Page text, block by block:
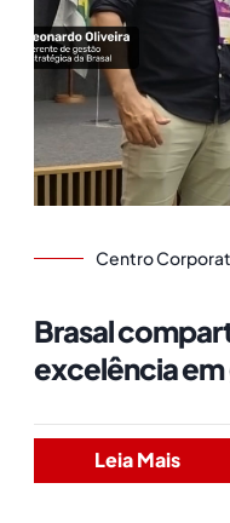
Centro
Brasal
excelência
Leia Mais